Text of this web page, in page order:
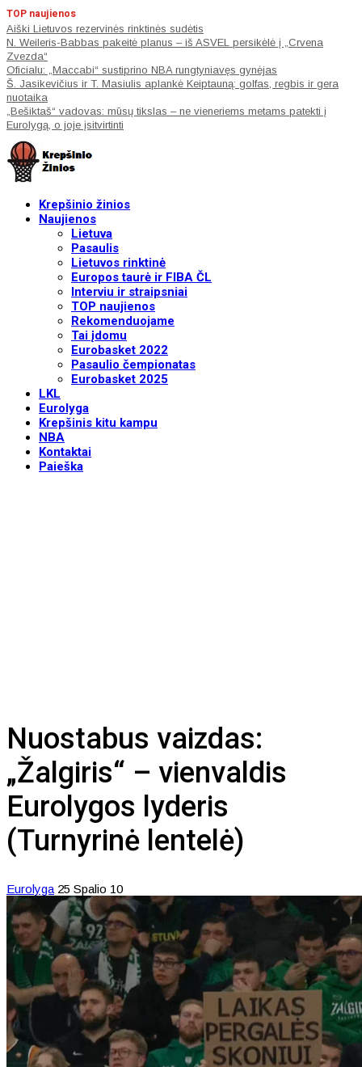
TOP naujienos
Aiški Lietuvos rezervinės rinktinės sudėtis
N. Weileris-Babbas pakeitė planus – iš ASVEL persikėlė į „Crvena
Zvezda“
Oficialu: „Maccabi“ sustiprino NBA rungtyniavęs gynėjas
Š. Jasikevičius ir T. Masiulis aplankė Keiptauną: golfas, regbis ir gera
nuotaika
„Bešiktaš“ vadovas: mūsų tikslas – ne vieneriems metams patekti į
Eurolygą, o joje įsitvirtinti
Krepšinio žinios
Naujienos
Lietuva
Pasaulis
Lietuvos rinktinė
Europos taurė ir FIBA ČL
Interviu ir straipsniai
TOP naujienos
Rekomenduojame
Tai įdomu
Eurobasket 2022
Pasaulio čempionatas
Eurobasket 2025
LKL
Eurolyga
Krepšinis kitu kampu
NBA
Kontaktai
Paieška
Nuostabus vaizdas:
„Žalgiris“ – vienvaldis
Eurolygos lyderis
(Turnyrinė lentelė)
Eurolyga 25 Spalio 10